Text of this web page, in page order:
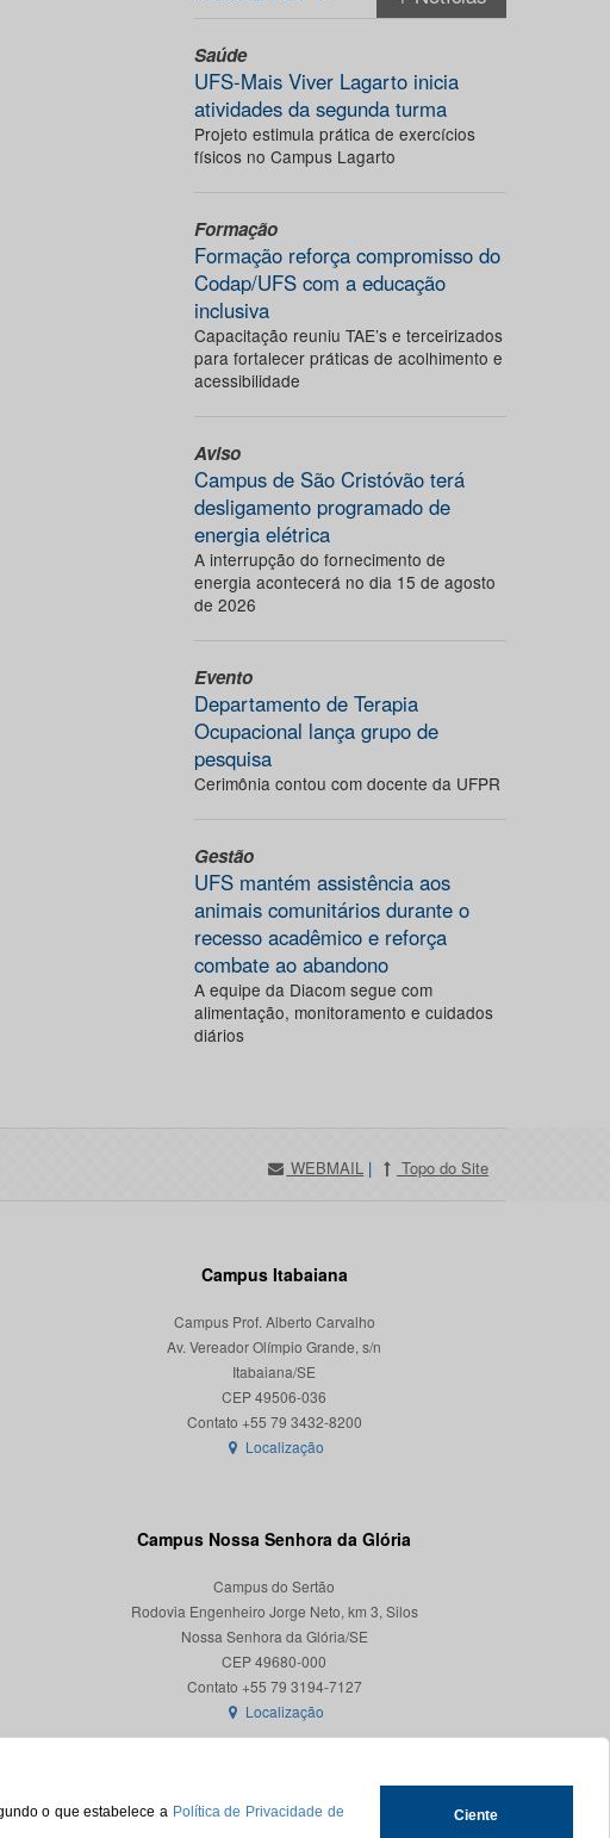
o que estabelece a Política de Privacidade de
Ciente
Saúde
UFS-Mais Viver Lagarto inicia
atividades da segunda turma
Projeto estimula prática de exercícios
físicos no Campus Lagarto
Formação
Formação reforça compromisso do
Codap/UFS com a educação
inclusiva
Capacitação reuniu TAE’s e terceirizados
para fortalecer práticas de acolhimento e
acessibilidade
Aviso
Campus de São Cristóvão terá
desligamento programado de
energia elétrica
A interrupção do fornecimento de
energia acontecerá no dia 15 de agosto
de 2026
Evento
Departamento de Terapia
Ocupacional lança grupo de
pesquisa
Cerimônia contou com docente da UFPR
Gestão
UFS mantém assistência aos
animais comunitários durante o
recesso acadêmico e reforça
combate ao abandono
A equipe da Diacom segue com
alimentação, monitoramento e cuidados
diários
WEBMAIL | Topo do Site
Campus Itabaiana
Campus Prof. Alberto Carvalho
Av. Vereador Olímpio Grande, s/n
Itabaiana/SE
CEP 49506-036
Localização
Campus Nossa Senhora da Glória
Campus do Sertão
Rodovia Engenheiro Jorge Neto, km 3, Silos
Nossa Senhora da Glória/SE
CEP 49680-000
Contato +55 79 3194-7127
Localização